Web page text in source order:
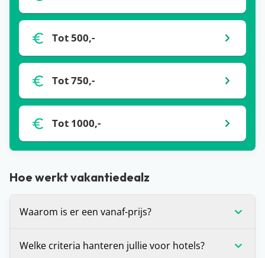
Tot 500,-
Tot 750,-
Tot 1000,-
Hoe werkt vakantiedealz
Waarom is er een vanaf-prijs?
op dat moment de laagste prijs voor de vakantie
Welke criteria hanteren jullie voor hotels?